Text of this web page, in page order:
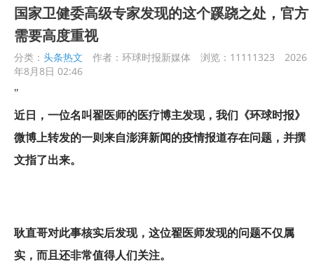
国家卫健委高级专家发现的这个蹊跷之处，官方
需要高度重视
分类： 头条热文 作者：环球时报新媒体 浏览：11111323
2026
年8月8日 02:46
"
近日，一位名叫翟医师的医疗博主发现，我们《环球时报》
微博上转发的一则来自澎湃新闻的疫情报道存在问题，并撰
文指了出来。
耿直哥对此事核实后发现，这位翟医师发现的问题不仅属
实，而且还非常值得人们关注。